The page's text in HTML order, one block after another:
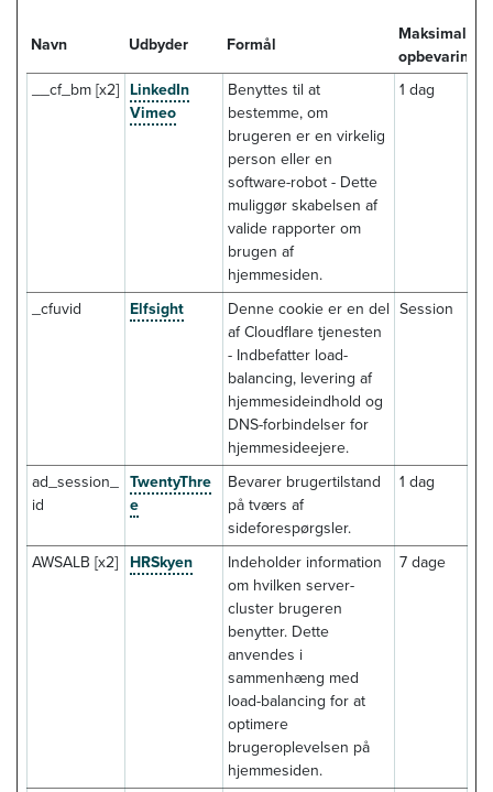
Navn Udbyder Formål
Maksimal
__cf_bm [x2] LinkedIn
Vimeo
Benyttes til at
bestemme, om
brugeren er en virkelig
person eller en
software-robot - Dette
muliggør skabelsen af
valide rapporter om
brugen af
hjemmesiden.
1 dag
_cfuvid Elfsight
Denne cookie er en del
af Cloudflare tjenesten
- Indbefatter load-
balancing, levering af
hjemmesideindhold og
DNS-forbindelser for
hjemmesideejere.
Session
ad_session_
id
TwentyThre
e
Bevarer brugertilstand
på tværs af
sideforespørgsler.
1 dag
AWSALB [x2] HRSkyen
Indeholder information
om hvilken server-
cluster brugeren
benytter. Dette
anvendes i
sammenhæng med
load-balancing for at
optimere
brugeroplevelsen på
hjemmesiden.
7 dage